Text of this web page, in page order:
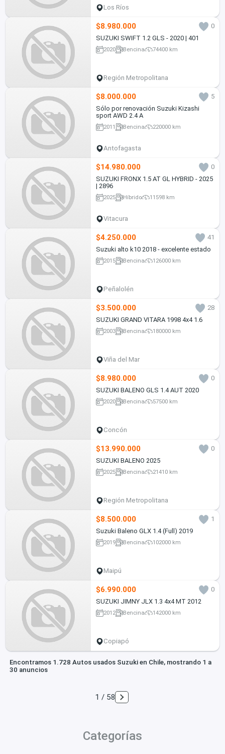
Los Ríos
$8.980.000
0
SUZUKI SWIFT 1.2 GLS - 2020 | 401
2020 Bencina 74400 km
Región Metropolitana
$8.000.000
5
Sólo por renovación Suzuki Kizashi
sport AWD 2.4 A
2011 Bencina 220000 km
Antofagasta
$14.980.000
0
SUZUKI FRONX 1.5 AT GL HYBRID - 2025
| 2896
2025 Híbrido 11598 km
Vitacura
$4.250.000
41
Suzuki alto k10 2018 - excelente estado
2015 Bencina 126000 km
Peñalolén
$3.500.000
28
SUZUKI GRAND VITARA 1998 4x4 1.6
2003 Bencina 180000 km
Viña del Mar
$8.980.000
0
SUZUKI BALENO GLS 1.4 AUT 2020
2020 Bencina 57500 km
Concón
$13.990.000
0
SUZUKI BALENO 2025
2025 Bencina 21410 km
Región Metropolitana
$8.500.000
1
Suzuki Baleno GLX 1.4 (Full) 2019
2019 Bencina 102000 km
Maipú
$6.990.000
0
SUZUKI JIMNY JLX 1.3 4x4 MT 2012
2012 Bencina 142000 km
Copiapó
Encontramos 1.728 Autos usados Suzuki en Chile, mostrando 1 a
30 anuncios
1 / 58
Categorías